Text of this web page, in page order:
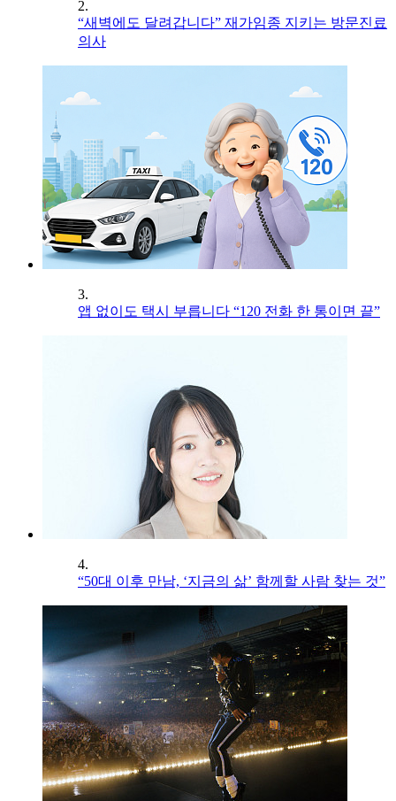
2.
“새벽에도 달려갑니다” 재가임종 지키는 방문진료
의사
3.
앱 없이도 택시 부릅니다 “120 전화 한 통이면 끝”
4.
“50대 이후 만남, ‘지금의 삶’ 함께할 사람 찾는 것”